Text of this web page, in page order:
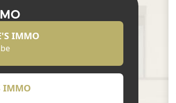
IMMO
IMMO